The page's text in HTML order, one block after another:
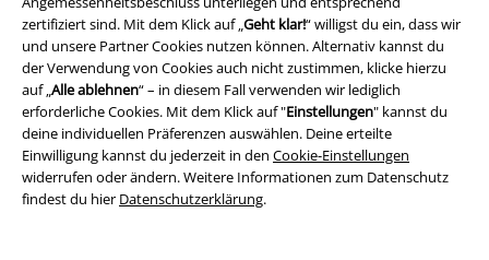
zertifiziert sind. Mit dem Klick auf „Geht klar!“ willigst du ein, dass wir
und unsere Partner Cookies nutzen können. Alternativ kannst du
der Verwendung von Cookies auch nicht zustimmen, klicke hierzu
auf „Alle ablehnen“ – in diesem Fall verwenden wir lediglich
erforderliche Cookies. Mit dem Klick auf "Einstellungen" kannst du
deine individuellen Präferenzen auswählen. Deine erteilte
Einwilligung kannst du jederzeit in den Cookie-Einstellungen
widerrufen oder ändern. Weitere Informationen zum Datenschutz
findest du hier Datenschutzerklärung.
Rechtliches
AGB
Impressum
Datenschutz